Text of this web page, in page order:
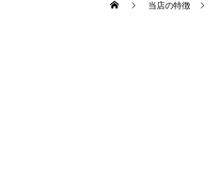
当店の特徴